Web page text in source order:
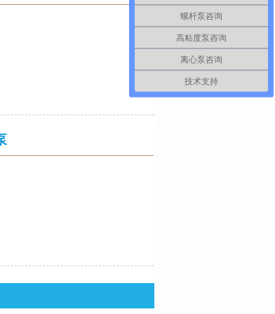
螺杆泵咨询
高粘度泵咨询
离心泵咨询
技术支持